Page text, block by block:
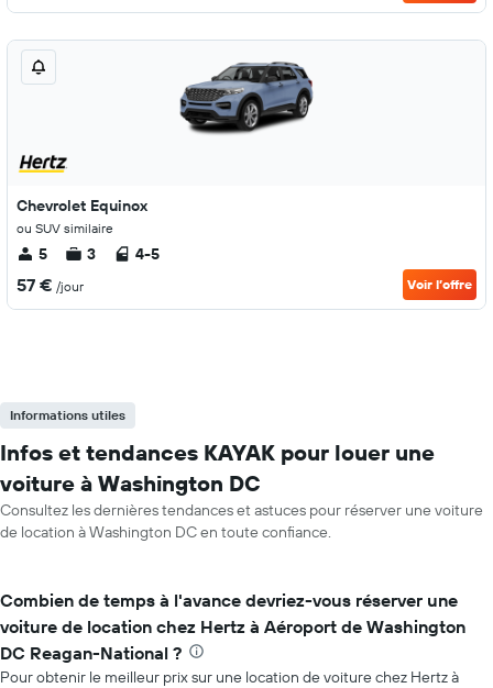
Chevrolet Equinox
ou SUV similaire
5 3 4-5
57 € /jour Voir l’offre
Informations utiles
Infos et tendances KAYAK pour louer une
voiture à Washington DC
Consultez les dernières tendances et astuces pour réserver une voiture
de location à Washington DC en toute confiance.
Combien de temps à l'avance devriez-vous réserver une
voiture de location chez Hertz à Aéroport de Washington
DC Reagan-National ?
Pour obtenir le meilleur prix sur une location de voiture chez Hertz à